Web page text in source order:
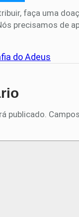
faça uma
precisamos de
do Adeus
publicado.